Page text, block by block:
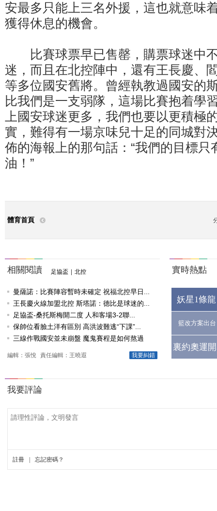
安最多只能上三名外援，這也就意味
獲得休息的機會。
比賽球票早已售罄，購票球迷中
迷，而且在北控陣中，還有王長慶、
等多位國安舊將。曾經執教過國安的
比我們是一支弱隊，這場比賽抱着學
上國安球迷更多，我們也要以更積極
實，難得有一場京味兒十足的同城對
佈的海報上的那句話：“我們的目標只
油！”
體育首頁
相關閱讀 足協盃 北控
曼薩諾：比賽陣容暫時未確定 祝福北控早日...
王長慶火線加盟北控 斯塔諾：德比是球迷的...
足協盃-桑托斯梅開二度 人和客場3-2聯...
保帥位看臉土洋有區別 高洪波難逃“下課”...
三線作戰國安並未崩盤 魔鬼賽程是如何熬過
我要糾錯
編輯：張悅 責任編輯：王曉遐
實時熱點
妖星1條
籃改方案出台
裏約奧運